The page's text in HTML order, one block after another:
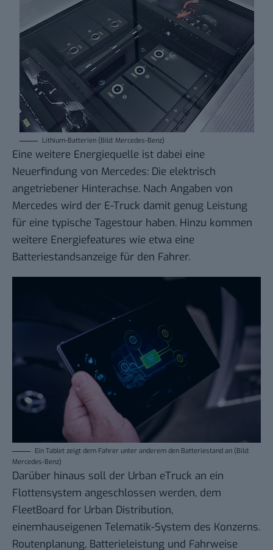
Lithium-Batterien (Bild: Mercedes-Benz)
Eine weitere Energiequelle ist dabei eine
Neuerfindung von Mercedes: Die elektrisch
angetriebener Hinterachse. Nach Angaben von
Mercedes wird der E-Truck damit genug Leistung
für eine typische Tagestour haben. Hinzu kommen
weitere Energiefeatures wie etwa eine
Batteriestandsanzeige für den Fahrer.
Ein Tablet zeigt dem Fahrer unter anderem den Batteriestand an (Bild:
Mercedes-Benz)
Darüber hinaus soll der Urban eTruck an ein
Flottensystem angeschlossen werden, dem
FleetBoard for Urban Distribution,
einemhauseigenen Telematik-System des Konzerns.
Routenplanung, Batterieleistung und Fahrweise